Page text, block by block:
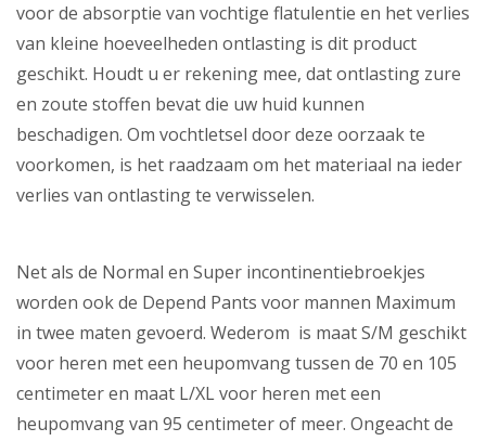
voor de absorptie van vochtige flatulentie en het verlies
van kleine hoeveelheden ontlasting is dit product
geschikt. Houdt u er rekening mee, dat ontlasting zure
en zoute stoffen bevat die uw huid kunnen
beschadigen. Om vochtletsel door deze oorzaak te
voorkomen, is het raadzaam om het materiaal na ieder
verlies van ontlasting te verwisselen.
Net als de Normal en Super incontinentiebroekjes
worden ook de Depend Pants voor mannen Maximum
in twee maten gevoerd. Wederom is maat S/M geschikt
voor heren met een heupomvang tussen de 70 en 105
centimeter en maat L/XL voor heren met een
heupomvang van 95 centimeter of meer. Ongeacht de